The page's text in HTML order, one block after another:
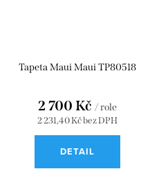
Tapeta Maui Maui TP80518
2 231,40 Kč bez DPH
2 700 Kč / role
DETAIL